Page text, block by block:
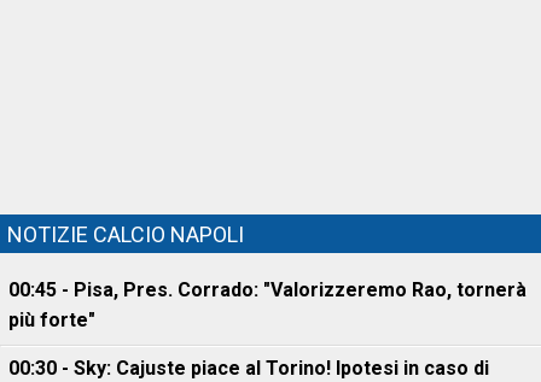
NOTIZIE CALCIO NAPOLI
00:45 - Pisa, Pres. Corrado: "Valorizzeremo Rao, tornerà
più forte"
00:30 - Sky: Cajuste piace al Torino! Ipotesi in caso di